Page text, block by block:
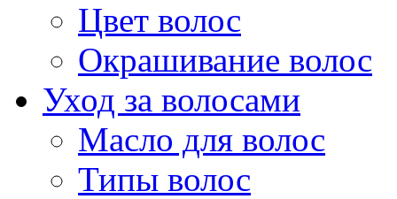
Цвет волос
Окрашивание волос
Уход за волосами
Масло для волос
Типы волос